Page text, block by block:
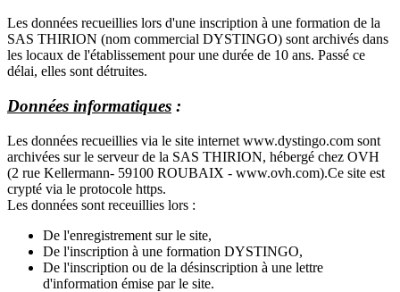
Les données recueillies lors d'une inscription à une formation de la
SAS THIRION (nom commercial DYSTINGO) sont archivés dans
les locaux de l'établissement pour une durée de 10 ans. Passé ce
délai, elles sont détruites.
Données informatiques :
Les données recueillies via le site internet www.dystingo.com sont
archivées sur le serveur de la SAS THIRION, hébergé chez OVH
(2 rue Kellermann- 59100 ROUBAIX - www.ovh.com).Ce site est
crypté via le protocole https.
Les données sont receuillies lors :
De l'enregistrement sur le site,
De l'inscription à une formation DYSTINGO,
De l'inscription ou de la désinscription à une lettre
d'information émise par le site.